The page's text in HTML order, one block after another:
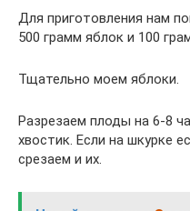
Для приготовления нам
500 грамм яблок и 100
Тщательно моем яблоки.
Разрезаем плоды на 6-8
хвостик. Если на шкурке
срезаем и их.